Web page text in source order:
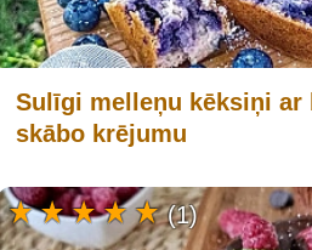
Sulīgi melleņu kēksiņi ar
skābo krējumu
(1)